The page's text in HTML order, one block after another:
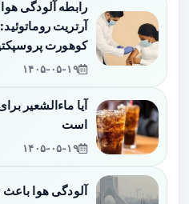
رابطه آلودگی هوا
آرتریت
کوهورت
۱۴۰۵-۰۵-۱۹
آیا ماءالشعیر
است
۱۴۰۵-۰۵-۱۹
آلودگی هوا